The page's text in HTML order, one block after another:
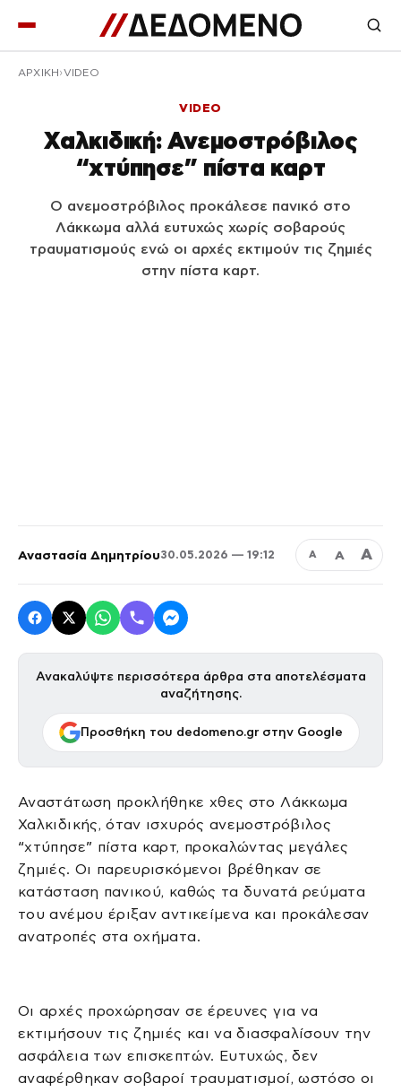
ΑΡΧΙΚΉ VIDEO
VIDEO
Χαλκιδική: Ανεμοστρόβιλος
“χτύπησε” πίστα καρτ
Ο ανεμοστρόβιλος προκάλεσε πανικό στο
Λάκκωμα αλλά ευτυχώς χωρίς σοβαρούς
τραυματισμούς ενώ οι αρχές εκτιμούν τις ζημιές
στην πίστα καρτ.
Αναστασία Δημητρίου30.05.2026 — 19:12 Α Α Α
Ανακαλύψτε περισσότερα άρθρα στα αποτελέσματα
αναζήτησης.
Προσθήκη του dedomeno.gr στην Google
Αναστάτωση προκλήθηκε χθες στο Λάκκωμα
Χαλκιδικής, όταν ισχυρός ανεμοστρόβιλος
“χτύπησε” πίστα καρτ, προκαλώντας μεγάλες
ζημιές. Οι παρευρισκόμενοι βρέθηκαν σε
κατάσταση πανικού, καθώς τα δυνατά ρεύματα
του ανέμου έριξαν αντικείμενα και προκάλεσαν
ανατροπές στα οχήματα.
Οι αρχές προχώρησαν σε έρευνες για να
εκτιμήσουν τις ζημιές και να διασφαλίσουν την
ασφάλεια των επισκεπτών. Ευτυχώς, δεν
αναφέρθηκαν σοβαροί τραυματισμοί, ωστόσο οι